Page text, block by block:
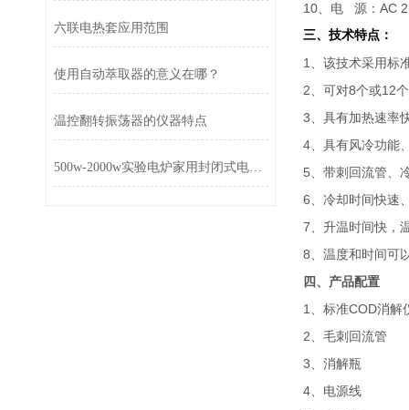
10、电 源：AC
三、 技术特点：
1、该技术采用标
2、可对8个或12
3、具有加热速率
4、具有风冷功能
5、带刺回流管、
6、冷却时间快速
7、升温时间快，
8、温度和时间可
四、产品配置
1、标准COD
2、毛刺回
3、消解瓶
4、电源
六联电热套应用范围
使用自动萃取器的意义在哪？
温控翻转振荡器的仪器特点
500w-2000w实验电炉家用封闭式电炉调温单头电炉